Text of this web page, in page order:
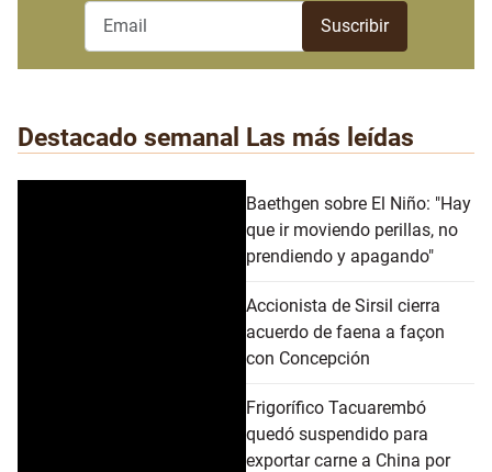
Destacado semanal Las más leídas
Baethgen sobre El Niño: "Hay
que ir moviendo perillas, no
prendiendo y apagando"
Accionista de Sirsil cierra
acuerdo de faena a façon
con Concepción
Frigorífico Tacuarembó
quedó suspendido para
exportar carne a China por